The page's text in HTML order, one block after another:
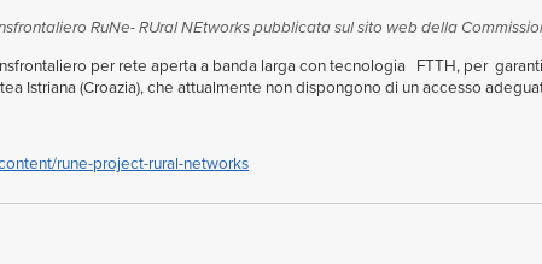
RuNe- RUral NEtworks pubblicata sul sito web della
per rete aperta a banda larga con tecnologia FTTH, per
Istriana (Croazia), che attualmente non dispongono di un accesso
rune-project-rural-networks